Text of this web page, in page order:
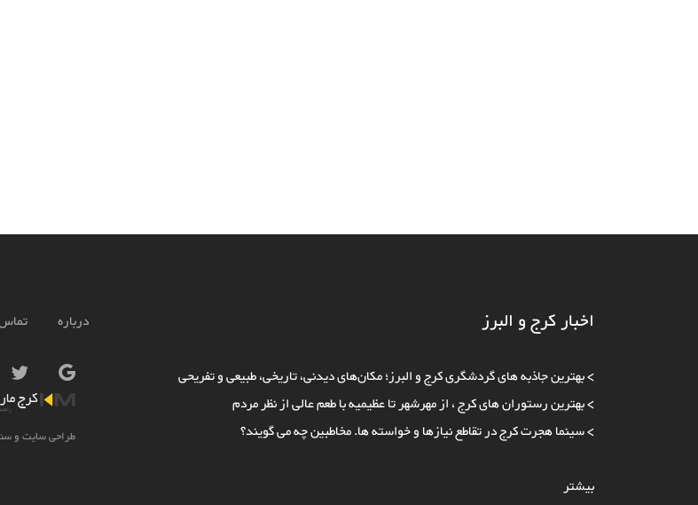
اخبار کرج و البرز
>بهترین جاذبه‌ های گردشگری کرج و البرز؛ مکان‌های دیدنی، تاریخی، طبیعی و تفریحی
>بهترین رستوران های کرج ، از مهرشهر تا عظیمیه با طعم عالی از نظر مردم
>سینما هجرت کرج در تقاطع نیازها و خواسته ها. مخاطبین چه می گویند؟
بیشتر
درباره
طراحی سایت و